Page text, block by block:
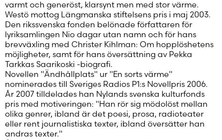
varmt och generöst, klarsynt men med stor värme.
Westö mottog Längmanska stiftelsens pris i maj 2003.
Den rikssvenska fonden belönade författaren för
lyriksamlingen Nio dagar utan namn och för hans
brevväxling med Christer Kihlman: Om hopplöshetens
möjligheter, samt för hans översättning av Pekka
Tarkkas Saarikoski -biografi.
Novellen "Ändhållplats" ur "En sorts värme"
nominerades till Sveriges Radios P1:s Novellpris 2006.
År 2007 tilldelades han Nylands svenska kulturfonds
pris med motiveringen: "Han rör sig mödolöst mellan
olika genrer, ibland är det poesi, prosa, radioteater
eller rent journalistiska texter, ibland översätter han
andras texter."